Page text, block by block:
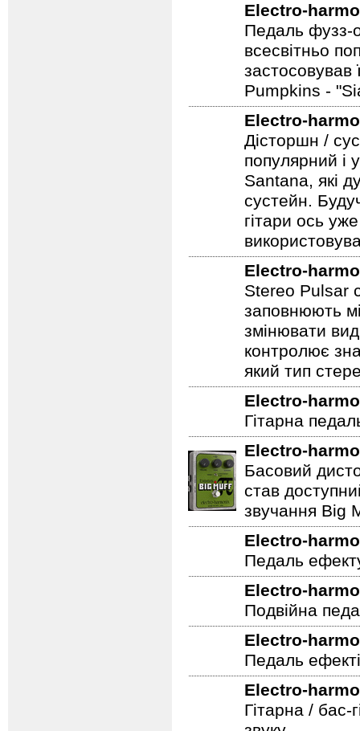
Electro-
Педаль фузз-
всесвітньо
застосовував
Pumpkins -
Electro-
Дісторшн /
популярний і
Santana, які
сустейн.
гітари ось
Electro-
Stereo Pulsar
заповнюють
змінювати
контролює
який тип
Electro-
Гітарна
Electro-
Басовий
став
звучання Big
Electro-
Педаль
Electro-
Подвійна
Electro-
Педаль
Electro-
Гітарна / бас-